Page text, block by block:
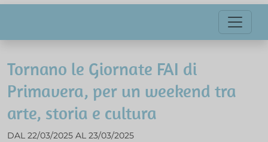
Tornano le Giornate FAI di
Primavera, per un weekend tra
arte, storia e cultura
DAL 22/03/2025 AL 23/03/2025